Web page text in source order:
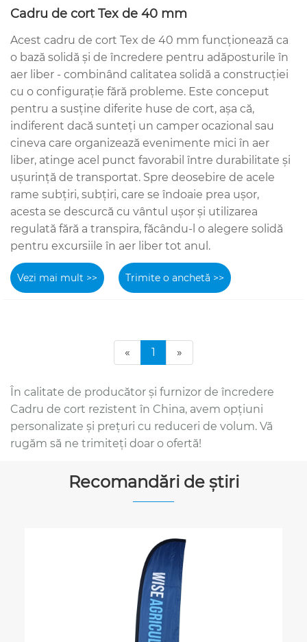
Cadru de cort Tex de 40 mm
Acest cadru de cort Tex de 40 mm funcționează ca
o bază solidă și de încredere pentru adăposturile în
aer liber - combinând calitatea solidă a construcției
cu o configurație fără probleme. Este conceput
pentru a susține diferite huse de cort, așa că,
indiferent dacă sunteți un camper ocazional sau
cineva care organizează evenimente mici în aer
liber, atinge acel punct favorabil între durabilitate și
ușurință de transportat. Spre deosebire de acele
rame subțiri, subțiri, care se îndoaie prea ușor,
acesta se descurcă cu vântul ușor și utilizarea
regulată fără a transpira, făcându-l o alegere solidă
pentru excursiile în aer liber tot anul.
Vezi mai mult >> Trimite o anchetă >>
« 1 »
În calitate de producător și furnizor de încredere
Cadru de cort rezistent în China, avem opțiuni
personalizate și prețuri cu reduceri de volum. Vă
rugăm să ne trimiteți doar o ofertă!
Recomandări de știri